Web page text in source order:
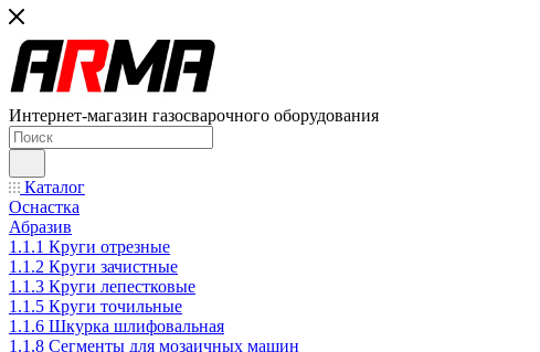
Интернет-магазин газосварочного оборудования
Каталог
Оснастка
Абразив
1.1.1 Круги отрезные
1.1.2 Круги зачистные
1.1.3 Круги лепестковые
1.1.5 Круги точильные
1.1.6 Шкурка шлифовальная
1.1.8 Сегменты для мозаичных машин